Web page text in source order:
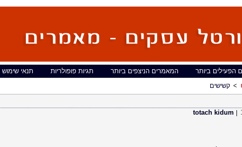
הפעילים ביותר המאמרים הניצפים ביותר תגיות פופולריות תנאי שימוש
קשישים
totach kidum